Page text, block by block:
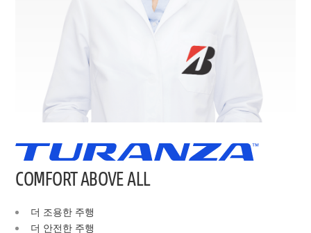
COMFORT ABOVE ALL
더 조용한 주행
더 안전한 주행